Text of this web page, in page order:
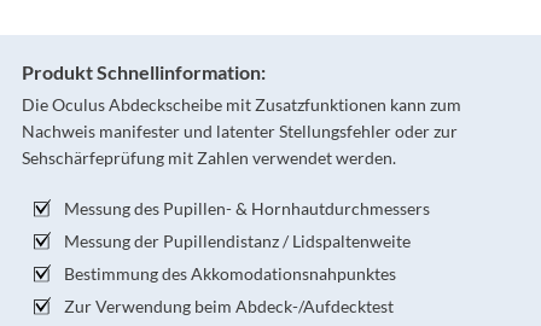
Produkt Schnellinformation:
Die Oculus Abdeckscheibe mit Zusatzfunktionen kann zum
Nachweis manifester und latenter Stellungsfehler oder zur
Sehschärfeprüfung mit Zahlen verwendet werden.
Messung des Pupillen- & Hornhautdurchmessers
Messung der Pupillendistanz / Lidspaltenweite
Bestimmung des Akkomodationsnahpunktes
Zur Verwendung beim Abdeck-/Aufdecktest